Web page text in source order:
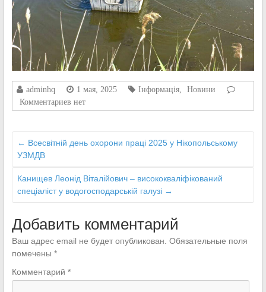
adminhq 1 мая, 2025 Інформація,
Новини
Комментариев нет
← Всесвітній день охорони праці 2025 у Нікопольському
УЗМДВ
Канищев Леонід Віталійович – висококваліфікований
спеціаліст у водогосподарській галузі →
Добавить комментарий
Ваш адрес email не будет опубликован. Обязательные поля
помечены *
Комментарий *